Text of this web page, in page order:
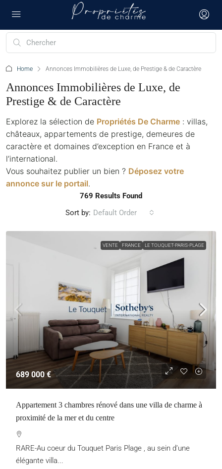
Home Annonces Immobilières de Luxe, de Prestige & de Caractère
Annonces Immobilières de Luxe, de
Prestige & de Caractère
Explorez la sélection de Propriétés De Charme : villas,
châteaux, appartements de prestige, demeures de
caractère et domaines d’exception en France et à
l’international.
Vous souhaitez publier un bien ? Déposez votre
annonce sur le portail.
769 Results Found
Sort by: Default Order
VENTE FRANCE LE TOUQUET-PARIS-PLAGE
689 000 €
Appartement 3 chambres rénové dans une villa de charme à
proximité de la mer et du centre
RARE-Au coeur du Touquet Paris Plage , au sein d’une
élégante villa...